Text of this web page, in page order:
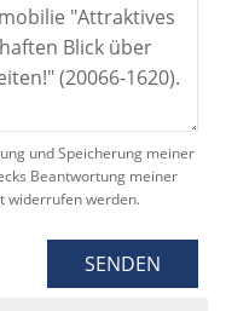
und Speicherung meiner
Beantwortung meiner
widerrufen werden.
SENDEN